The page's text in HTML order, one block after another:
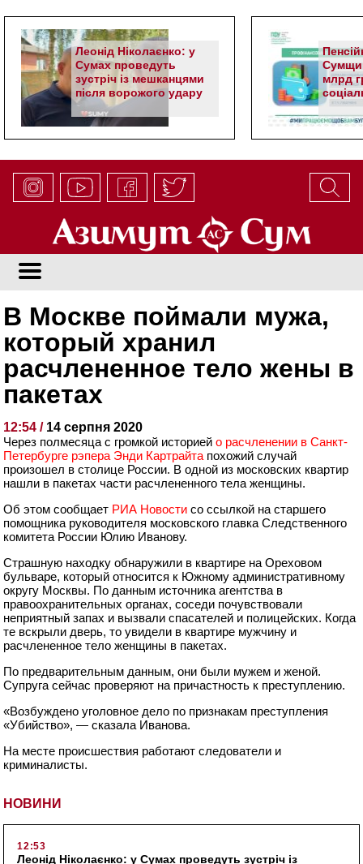
Леонід Ніколаєнко: у
Сумах проведуть
зустріч із мешканцями
після ворожого удару
млрд
НОВИНИ
12:53
Леонід Ніколаєнко: у Сумах проведуть зустріч із
В Москве поймали мужа,
который хранил
расчлененное тело жены в
пакетах
12:54 / 14 серпня 2020
Через полмесяца с громкой историейо расчленении в Санкт-
Петербурге рэпера Энди Картрайта похожий случай
произошел в столице России. В одной из московских квартир
нашли в пакетах части расчлененного тела женщины.
Об этом сообщает РИА Новости со ссылкой на старшего
помощника руководителя московского главка Следственного
комитета России Юлию Иванову.
Страшную находку обнаружили в квартире на Ореховом
бульваре, который относится к Южному административному
округу Москвы. По данным источника агентства в
правоохранительных органах, соседи почувствовали
неприятный запах и вызвали спасателей и полицейских. Когда
те вскрыли дверь, то увидели в квартире мужчину и
расчлененное тело женщины в пакетах.
По предварительным данным, они были мужем и женой.
Супруга сейчас проверяют на причастность к преступлению.
«Возбуждено уголовное дело по признакам преступления
«Убийство», — сказала Иванова.
На месте происшествия работают следователи и
криминалисты.